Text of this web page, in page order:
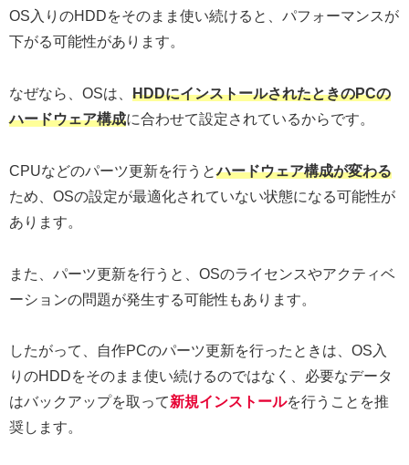
OS入りのHDDをそのまま使い続けると、パフォーマンスが
下がる可能性があります。
なぜなら、OSは、 HDDにインストールされたときのPCの
ハードウェア構成に合わせて設定されているからです。
CPUなどのパーツ更新を行うとハードウェア構成が変わる
ため、OSの設定が最適化されていない状態になる可能性が
あります。
また、パーツ更新を行うと、OSのライセンスやアクティベ
ーションの問題が発生する可能性もあります。
したがって、自作PCのパーツ更新を行ったときは、OS入
りのHDDをそのまま使い続けるのではなく、必要なデータ
はバックアップを取って新規インストールを行うことを推
奨します。